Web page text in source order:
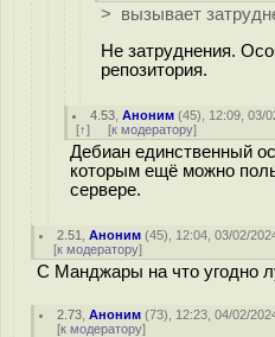
> вызывает
Не затруднения.
репозитория.
4.53 ,Аноним (45), 12:09, 03/
[↑] [к модератору]
Дебиан единственный
которым ещё можно
сервере.
2.51 ,Аноним (45), 12:04, 03/02/
[к модератору]
С Манджары на что угодно
2.73 ,Аноним (73), 12:23, 04/02/
[к модератору]